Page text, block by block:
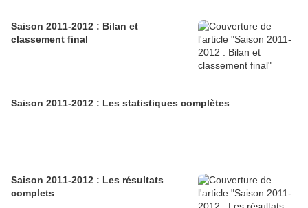
Saison 2011-2012 : Bilan et
classement final
Saison 2011-2012 : Les statistiques complètes
Saison 2011-2012 : Les résultats
complets